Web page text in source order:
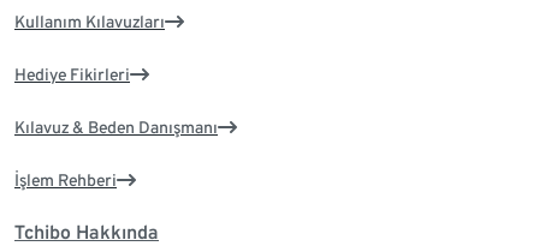
Kullanım Kılavuzları
Hediye Fikirleri
Kılavuz & Beden Danışmanı
İşlem Rehberi
Tchibo Hakkında